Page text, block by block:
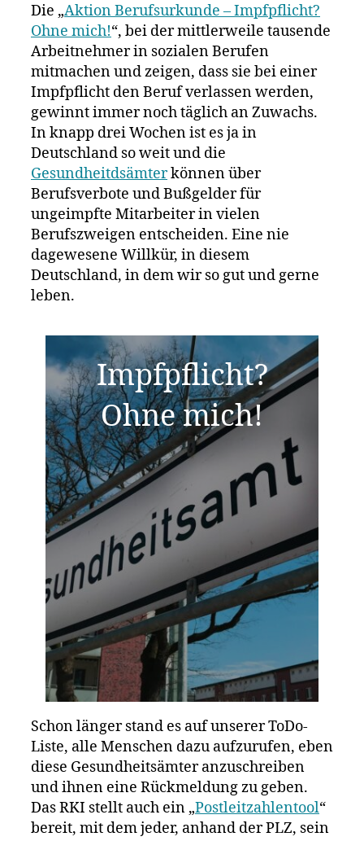
der
E-
Mails
gegen
Die „Aktion Berufsurkunde – Impfpflicht?
Ohne mich!“, bei der mittlerweile tausende
Arbeitnehmer in sozialen Berufen
mitmachen und zeigen, dass sie bei einer
Impfpflicht den Beruf verlassen werden,
gewinnt immer noch täglich an Zuwachs.
In knapp drei Wochen ist es ja in
Deutschland so weit und die
Gesundheitdsämterkönnen über
Berufsverbote und Bußgelder für
ungeimpfte Mitarbeiter in vielen
Berufszweigen entscheiden. Eine nie
dagewesene Willkür, in diesem
Deutschland, in dem wir so gut und gerne
leben.
Impfpflicht?
Ohne mich!
Schon länger stand es auf unserer ToDo-
Liste, alle Menschen dazu aufzurufen, eben
diese Gesundheitsämter anzuschreiben
und ihnen eine Rückmeldung zu geben.
Das RKI stellt auch ein „Postleitzahlentool“
bereit, mit dem jeder, anhand der PLZ, sein